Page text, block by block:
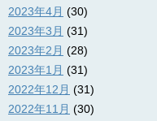
2023年4月 (30)
2023年3月 (31)
2023年2月 (28)
2023年1月 (31)
2022年12月 (31)
2022年11月 (30)